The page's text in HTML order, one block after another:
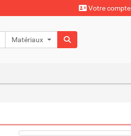
Votre compte
Matériaux naturels